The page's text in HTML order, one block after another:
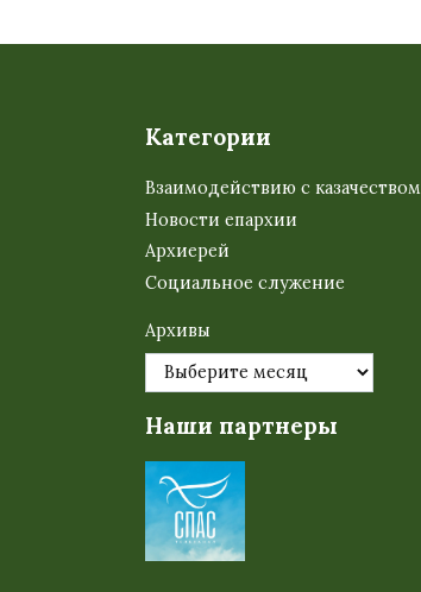
Категории
Взаимодействию с казачеством
Новости епархии
Архиерей
Социальное служение
Архивы
Наши партнеры